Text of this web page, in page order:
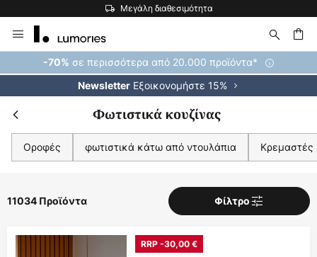
Η μεγαλύτερη επιλογή εμπορικών σημάτων στην Ευρώπη
Μετάβαση
στο
περιεχόμενο
-70% σε περισσότερα από 20.000 προϊόντα*
Newsletter Εξοικονομήστε 15%
Φωτιστικά κουζίνας
Οροφές φωτιστικά κάτω από ντουλάπια
11034 Προϊόντα Φίλτρο
RRP -30,00 €